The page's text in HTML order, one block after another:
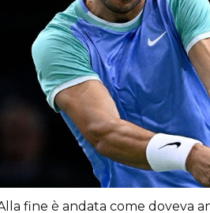
fine è andata come doveva